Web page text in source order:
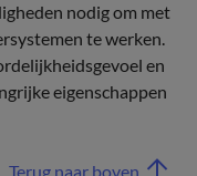
nodig om met
te werken.
en
eigenschappen
Terug naar boven